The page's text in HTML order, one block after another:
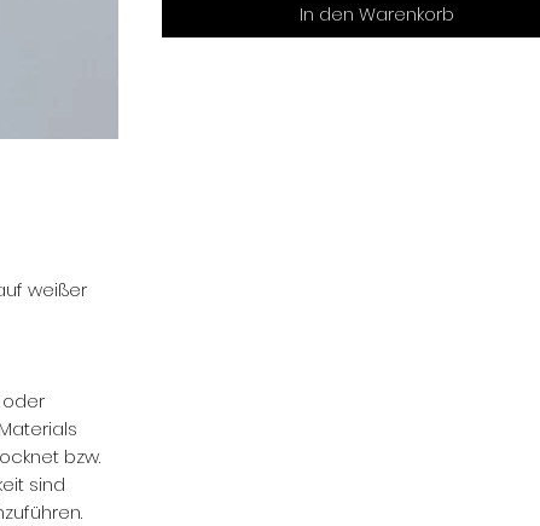
weißer
oder
bzw.
sind
In den Warenkorb